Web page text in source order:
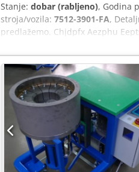
Stanje: dobar (rabljeno), Godina
stroja/vozila: 7512-3901-FA,
predlažemo. Chjdpfx Aezphu